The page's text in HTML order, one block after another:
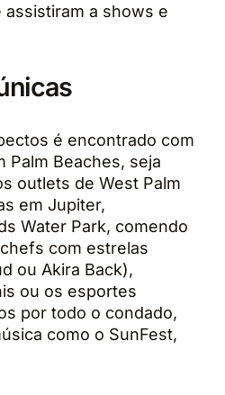
assistiram a shows e
é encontrado com
Palm Beaches, seja
outlets de West Palm
em Jupiter,
Water Park, comendo
com estrelas
ou Akira Back),
ou os esportes
por todo o condado,
como o SunFest,